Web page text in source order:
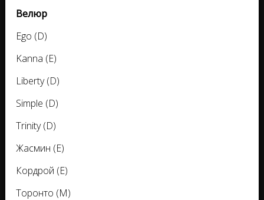
Велюр
Ego (D)
Kanna (E)
Liberty (D)
Simple (D)
Trinity (D)
Жасмин (E)
Кордрой (E)
Торонто (M)